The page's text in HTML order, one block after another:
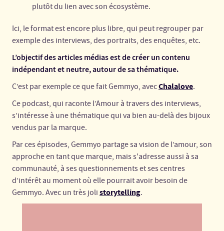
plutôt du lien avec son écosystème.
Ici, le format est encore plus libre, qui peut regrouper par
exemple des interviews, des portraits, des enquêtes, etc.
L’objectif des articles médias est de créer un contenu
indépendant et neutre, autour de sa thématique.
C’est par exemple ce que fait Gemmyo, avecChalalove.
Ce podcast, qui raconte l’Amour à travers des interviews,
s’intéresse à une thématique qui va bien au-delà des bijoux
vendus par la marque.
Par ces épisodes, Gemmyo partage sa vision de l’amour, son
approche en tant que marque, mais s'adresse aussi à sa
communauté, à ses questionnements et ses centres
d’intérêt au moment où elle pourrait avoir besoin de
Gemmyo. Avec un très joli storytelling.